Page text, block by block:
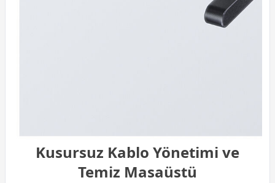
Kusursuz Kablo Yönetimi ve
Temiz Masaüstü